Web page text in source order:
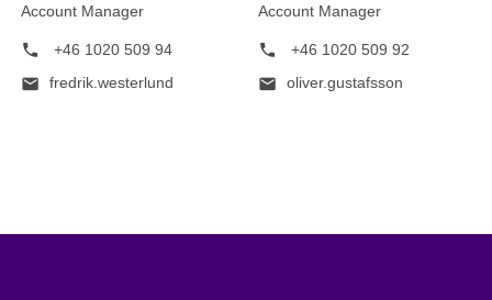
Account Manager
phone +46 1020 509 94
mail fredrik.westerlund
Account Manager
phone +46 1020 509 92
mail oliver.gustafsson